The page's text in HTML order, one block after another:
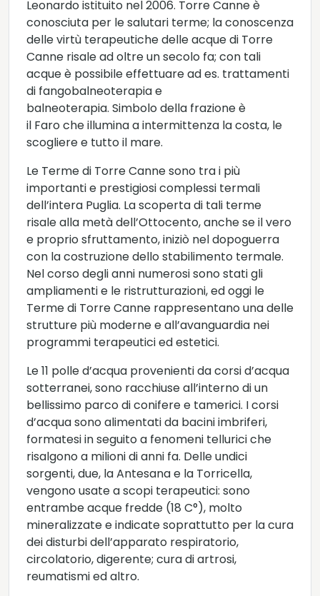
Leonardo istituito nel 2006. Torre Canne è
conosciuta per le salutari terme; la conoscenza
delle virtù terapeutiche delle acque di Torre
Canne risale ad oltre un secolo fa; con tali
acque è possibile effettuare ad es. trattamenti
di fangobalneoterapia e
balneoterapia. Simbolo della frazione è
il Faro che illumina a intermittenza la costa, le
scogliere e tutto il mare.
Le Terme di Torre Canne sono tra i più
importanti e prestigiosi complessi termali
dell’intera Puglia. La scoperta di tali terme
risale alla metà dell’Ottocento, anche se il vero
e proprio sfruttamento, iniziò nel dopoguerra
con la costruzione dello stabilimento termale.
Nel corso degli anni numerosi sono stati gli
ampliamenti e le ristrutturazioni, ed oggi le
Terme di Torre Canne rappresentano una delle
strutture più moderne e all’avanguardia nei
programmi terapeutici ed estetici.
Le 11 polle d’acqua provenienti da corsi d’acqua
sotterranei, sono racchiuse all’interno di un
bellissimo parco di conifere e tamerici. I corsi
d’acqua sono alimentati da bacini imbriferi,
formatesi in seguito a fenomeni tellurici che
risalgono a milioni di anni fa. Delle undici
sorgenti, due, la Antesana e la Torricella,
vengono usate a scopi terapeutici: sono
entrambe acque fredde (18 C°), molto
mineralizzate e indicate soprattutto per la cura
dei disturbi dell’apparato respiratorio,
circolatorio, digerente; cura di artrosi,
reumatismi ed altro.